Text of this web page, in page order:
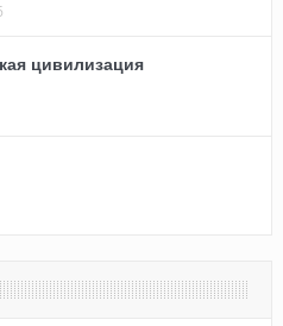
цивилизация